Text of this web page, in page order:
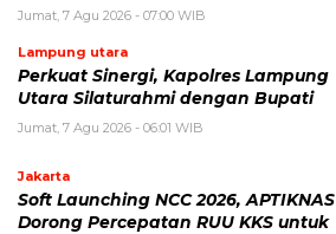
Jumat, 7 Agu 2026 - 07:00 WIB
Lampung utara
Perkuat Sinergi, Kapolres Lampung
Utara Silaturahmi dengan Bupati
Jumat, 7 Agu 2026 - 06:01 WIB
Jakarta
Soft Launching NCC 2026, APTIKNAS
Dorong Percepatan RUU KKS untuk